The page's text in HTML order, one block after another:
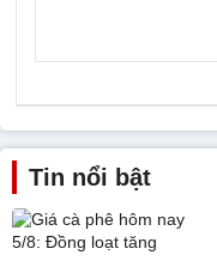
Tin nổi bật